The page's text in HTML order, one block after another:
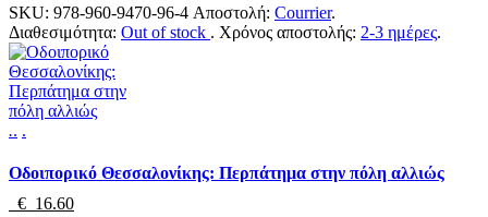
SKU: 978-960-9470-96-4 Αποστολή: Courrier.
Διαθεσιμότητα: Out of stock . Χρόνος αποστολής: 2-3 ημέρες.
.. .
Οδοιπορικό Θεσσαλονίκης: Περπάτημα στην πόλη αλλιώς
€ 16.60